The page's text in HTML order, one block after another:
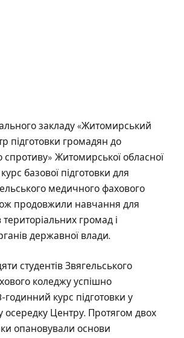
закладу «Житомирський
підготовки громадян до
спротиву» Житомирської обласної
базової підготовки для
медичного фахового
продовжили навчання для
територіальних громад і
державної влади.
студентів Звягельського
коледжу успішно
курс підготовки у
осередку Центру. Протягом двох
опановували основи